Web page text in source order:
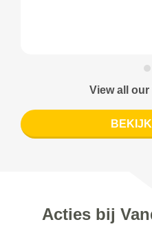
View all our
Acties bij